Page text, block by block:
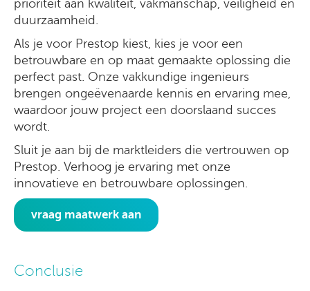
prioriteit aan kwaliteit, vakmanschap, veiligheid en
duurzaamheid.
Als je voor Prestop kiest, kies je voor een
betrouwbare en op maat gemaakte oplossing die
perfect past. Onze vakkundige ingenieurs
brengen ongeëvenaarde kennis en ervaring mee,
waardoor jouw project een doorslaand succes
wordt.
Sluit je aan bij de marktleiders die vertrouwen op
Prestop. Verhoog je ervaring met onze
innovatieve en betrouwbare oplossingen.
vraag maatwerk aan
Conclusie